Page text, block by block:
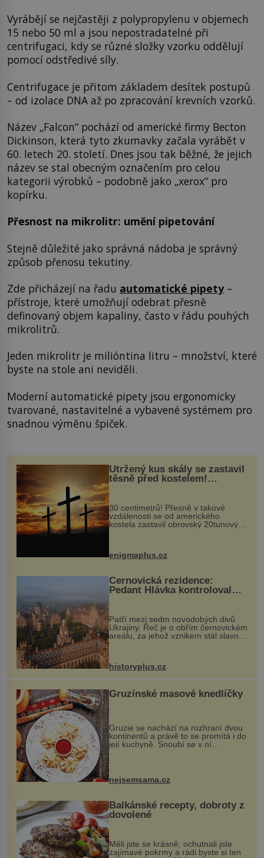
Vyrábějí se nejčastěji z polypropylenu v objemech
15 nebo 50 ml a jsou nepostradatelné při
centrifugaci, kdy se různé složky vzorku oddělují
pomocí odstředivé síly.
Centrifugace je přitom základem desítek postupů
– od izolace DNA až po zpracování krevních vzorků.
Název „Falcon“ pochází od americké firmy Becton
Dickinson, která tyto zkumavky začala vyrábět v
60. letech 20. století. Dnes jsou tak běžné, že jejich
název se stal obecným označením pro celou
kategorii výrobků – podobně jako „xerox“ pro
kopírku.
Přesnost na mikrolitr: umění pipetování
Stejně důležité jako správná nádoba je správný
způsob přenosu tekutiny.
Zde přicházejí na řadu automatické pipety –
přístroje, které umožňují odebrat přesně
definovaný objem kapaliny, často v řádu pouhých
mikrolitrů.
Jeden mikrolitr je milióntina litru – množství, které
byste na stole ani neviděli.
Moderní automatické pipety jsou ergonomicky
tvarované, nastavitelné a vybavené systémem pro
snadnou výměnu špiček.
Utržený kus skály se zastavil
těsně před kostelem!
Ochránila ho boží síla?
30 centimetrů! Přesně v takové
vzdálenosti se od amerického
kostela zastavil obrovský 20tunový
...
enigmaplus.cz
Černovická rezidence:
Pedant Hlávka kontroloval
Patří mezi sedm novodobých divů
Ukrajiny. Řeč je o obřím černovickém
areálu, za jehož vznikem stál slavný
český architekt Josef Hlávka. Ten si
na něm dal mimořádně záležet. Jeho
historyplus.cz
Gruzínské masové knedlíčky
Gruzie se nachází na rozhraní dvou
kontinentů a právě to se promítá i do
její kuchyně. Snoubí se v ní
evropské a asijské chutě a díky tomu
pokrmy, které rozhodně st...
nejsemsama.cz
Balkánské recepty, dobroty z
dovolené
Měli jste se krásně, ochutnali jste
zajímavé pokrmy a rádi byste si ten